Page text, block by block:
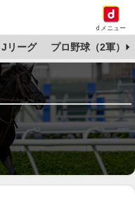
dメニュー
Jリーグ プロ野球（2軍）